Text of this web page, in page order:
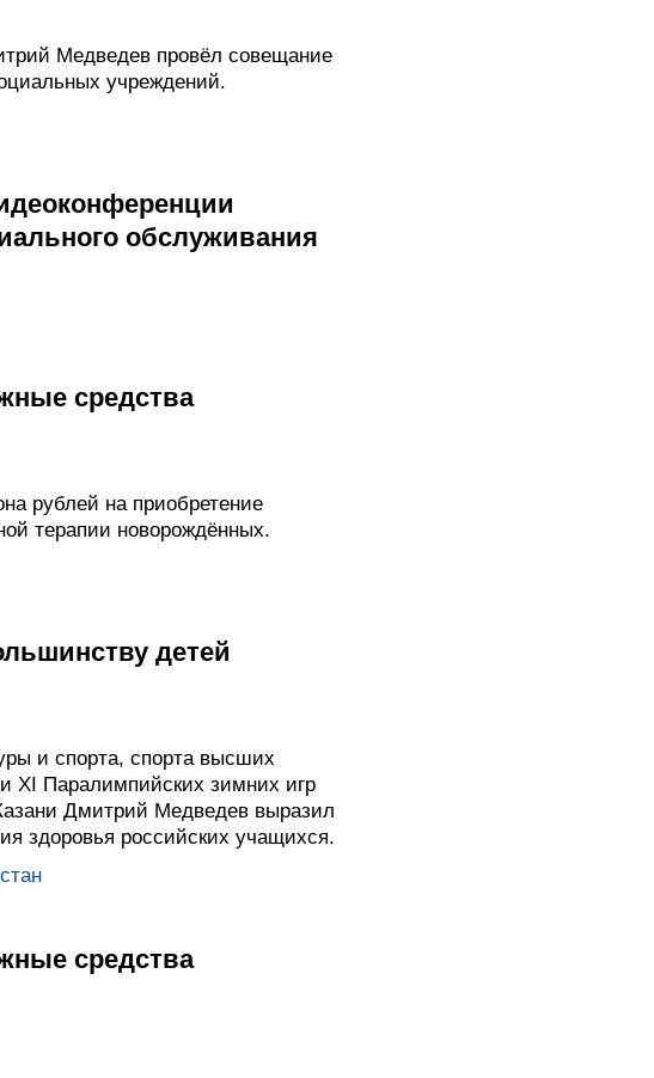
Медведев провёл совещание
учреждений.
обслуживания
средства
рублей на приобретение
терапии новорождённых.
детей
и спорта, спорта высших
XI Паралимпийских зимних игр
Дмитрий Медведев выразил
здоровья российских учащихся.
средства